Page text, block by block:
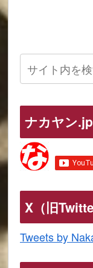
ナカヤン
X（旧
Tweets by